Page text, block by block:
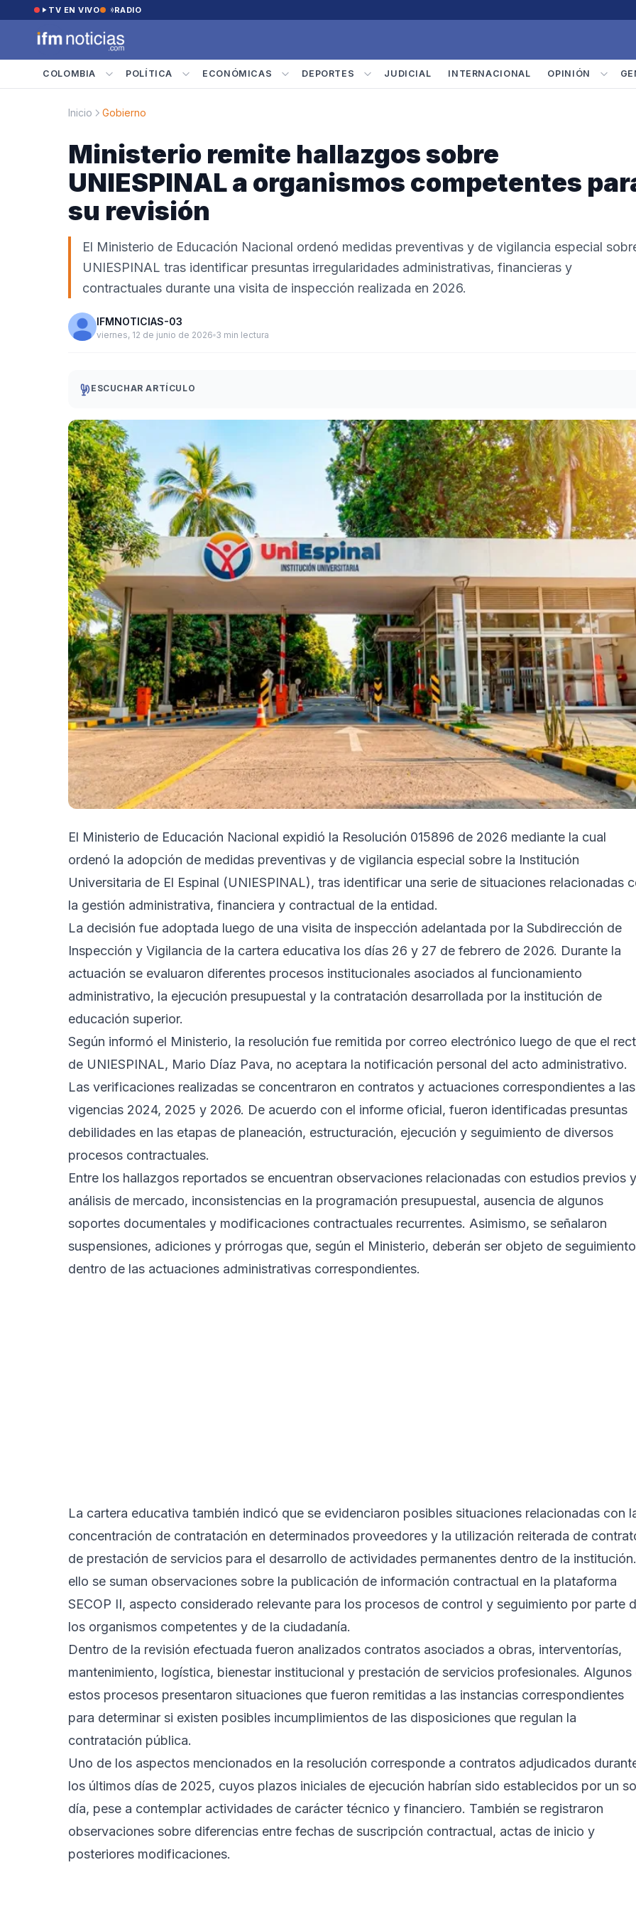
Saltar al contenido
TV EN VIVO RADIO
COLOMBIA POLÍTICA ECONÓMICAS DEPORTES JUDICIAL INTERNACIONAL OPINIÓN
Inicio Gobierno
Ministerio remite hallazgos sobre
UNIESPINAL a organismos competentes
su revisión
El Ministerio de Educación Nacional ordenó medidas preventivas y de vigilancia especial
UNIESPINAL tras identificar presuntas irregularidades administrativas, financieras y
contractuales durante una visita de inspección realizada en 2026.
IFMNOTICIAS-03
viernes, 12 de junio de 2026 3 min lectura
ESCUCHAR ARTÍCULO
El Ministerio de Educación Nacional expidió la Resolución 015896 de 2026 mediante la cual
ordenó la adopción de medidas preventivas y de vigilancia especial sobre la Institución
Universitaria de El Espinal (UNIESPINAL), tras identificar una serie de situaciones relacionadas
la gestión administrativa, financiera y contractual de la entidad.
La decisión fue adoptada luego de una visita de inspección adelantada por la Subdirección de
Inspección y Vigilancia de la cartera educativa los días 26 y 27 de febrero de 2026. Durante la
actuación se evaluaron diferentes procesos institucionales asociados al funcionamiento
administrativo, la ejecución presupuestal y la contratación desarrollada por la institución de
educación superior.
Según informó el Ministerio, la resolución fue remitida por correo electrónico luego de que el
de UNIESPINAL, Mario Díaz Pava, no aceptara la notificación personal del acto administrativo.
Las verificaciones realizadas se concentraron en contratos y actuaciones correspondientes a las
vigencias 2024, 2025 y 2026. De acuerdo con el informe oficial, fueron identificadas presuntas
debilidades en las etapas de planeación, estructuración, ejecución y seguimiento de diversos
procesos contractuales.
Entre los hallazgos reportados se encuentran observaciones relacionadas con estudios previos y
análisis de mercado, inconsistencias en la programación presupuestal, ausencia de algunos
soportes documentales y modificaciones contractuales recurrentes. Asimismo, se señalaron
suspensiones, adiciones y prórrogas que, según el Ministerio, deberán ser objeto de seguimiento
dentro de las actuaciones administrativas correspondientes.
La cartera educativa también indicó que se evidenciaron posibles situaciones relacionadas con
concentración de contratación en determinados proveedores y la utilización reiterada de
de prestación de servicios para el desarrollo de actividades permanentes dentro de la
ello se suman observaciones sobre la publicación de información contractual en la plataforma
SECOP II, aspecto considerado relevante para los procesos de control y seguimiento por parte
los organismos competentes y de la ciudadanía.
Dentro de la revisión efectuada fueron analizados contratos asociados a obras, interventorías,
mantenimiento, logística, bienestar institucional y prestación de servicios profesionales. Algunos
estos procesos presentaron situaciones que fueron remitidas a las instancias correspondientes
para determinar si existen posibles incumplimientos de las disposiciones que regulan la
contratación pública.
Uno de los aspectos mencionados en la resolución corresponde a contratos adjudicados
los últimos días de 2025, cuyos plazos iniciales de ejecución habrían sido establecidos por un
día, pese a contemplar actividades de carácter técnico y financiero. También se registraron
observaciones sobre diferencias entre fechas de suscripción contractual, actas de inicio y
posteriores modificaciones.